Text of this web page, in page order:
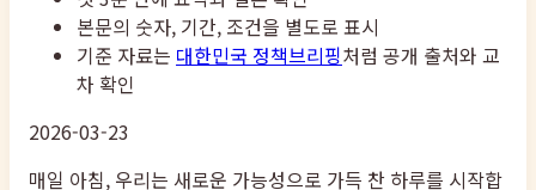
본문의 숫자, 기간, 조건을 별도로 표시
기준 자료는 대한민국 정책브리핑처럼 공개 출처와 교
차 확인
2026-03-23
매일 아침, 우리는 새로운 가능성으로 가득 찬 하루를 시작합